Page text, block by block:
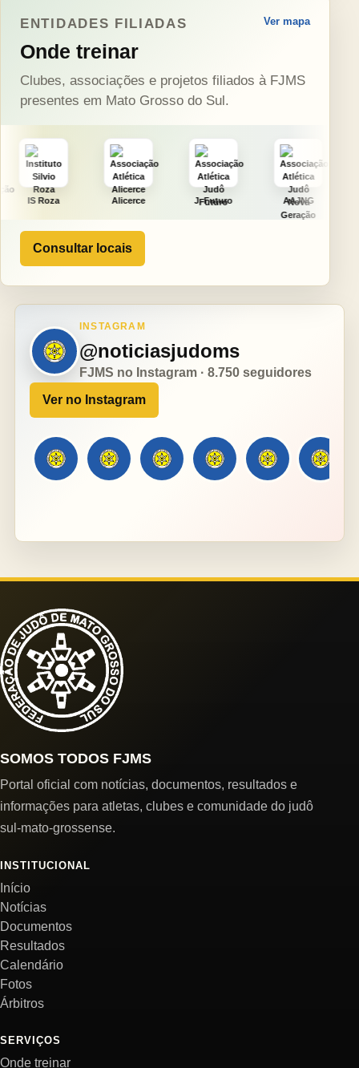
ENTIDADES FILIADAS
Onde treinar
Ver mapa
Clubes, associações e projetos filiados à FJMS
presentes em Mato Grosso do Sul.
Alicerce J. Futuro AAJNG TSURU
Consultar locais
INSTAGRAM
@noticiasjudoms
FJMS no Instagram · 8.750 seguidores
Ver no Instagram
SOMOS TODOS FJMS
Portal oficial com notícias, documentos, resultados e
informações para atletas, clubes e comunidade do judô
sul-mato-grossense.
INSTITUCIONAL
Início
Notícias
Documentos
Resultados
Calendário
Fotos
Árbitros
SERVIÇOS
Onde treinar